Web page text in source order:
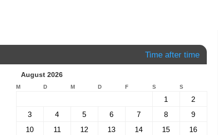
Time after time
August 2026
M D M D F S S
1
2
3
4 5 6 7 8
9
10
11 12 13 14 15
16